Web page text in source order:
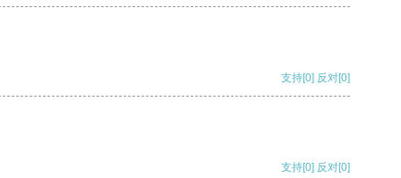
支持[0] 反对[0]
支持[0] 反对[0]